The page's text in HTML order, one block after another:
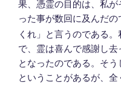
果、憑霊の目的は、私
った事が数回に及んだ
くれ」と言うのである
で、霊は喜んで感謝し
となったのである。そう
ということがあるが、全